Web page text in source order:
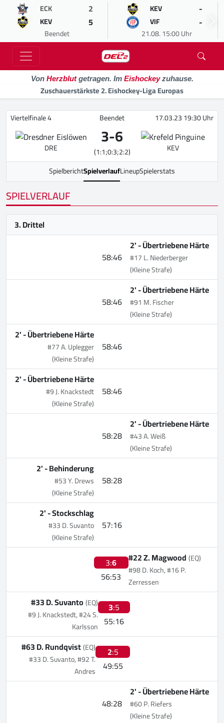
ECK 2
KEV 5
Beendet
KEV -
VIF -
21.08. 15:00 Uhr
Von Herzblutgetragen. Im Eishockeyzuhause.
Zuschauerstärkste 2. Eishockey-Liga Europas
Viertelfinale 4 Beendet 17.03.23 19:30 Uhr
DRE 3-6
(1:1;0:3;2:2)
KEV
SpielberichtSpielverlaufLineupSpielerstats
SPIELVERLAUF
3. Drittel
58:46
2' -Übertriebene Härte
#17 L. Niederberger
(Kleine Strafe)
58:46
2' -Übertriebene Härte
#91 M. Fischer
(Kleine Strafe)
58:46
2' -Übertriebene Härte
#77 A. Uplegger
(Kleine Strafe)
58:46
2' -Übertriebene Härte
#9 J. Knackstedt
(Kleine Strafe)
58:28
2' -Übertriebene Härte
#43 A. Weiß
(Kleine Strafe)
58:28
2' -Behinderung
#53 Y. Drews
(Kleine Strafe)
57:16
2' -Stockschlag
#33 D. Suvanto
(Kleine Strafe)
3:6
56:53
#22 Z. Magwood(EQ)
#98 D. Koch, #16 P.
Zerressen
3:5
55:16
#33 D. Suvanto(EQ)
#9 J. Knackstedt, #24 S.
Karlsson
2:5
49:55
#63 D. Rundqvist(EQ)
#33 D. Suvanto, #92 T.
Andres
48:28
2' -Übertriebene Härte
#60 P. Riefers
(Kleine Strafe)